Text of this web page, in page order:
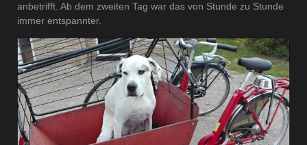
anbetrifft. Ab dem zweiten Tag war das von Stunde zu Stunde
immer entspannter.